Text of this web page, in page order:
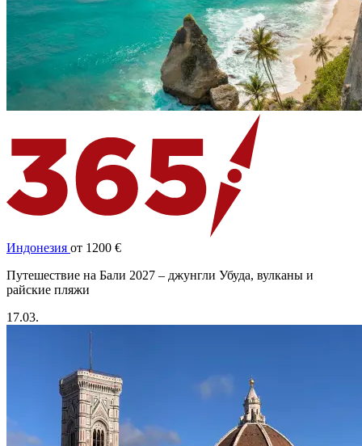
Индонезия от 1200 €
Путешествие на Бали 2027 – джунгли Убуда, вулканы и
райские пляжи
17.03.